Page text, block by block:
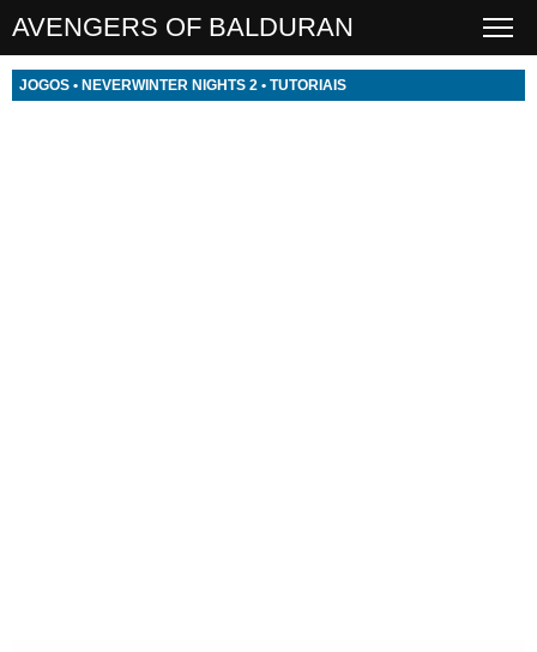
AVENGERS OF BALDURAN
JOGOS • NEVERWINTER NIGHTS 2 • TUTORIAIS